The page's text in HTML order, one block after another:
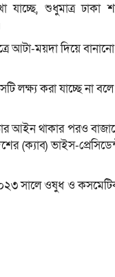
যাচ্ছে, শুধুমাত্র ঢাকা
আটা-ময়দা দিয়ে
লক্ষ্য করা যাচ্ছে না
আইন থাকার পরও
(ক্যাব) ভাইস-
২০২৩ সালে ওষুধ ও